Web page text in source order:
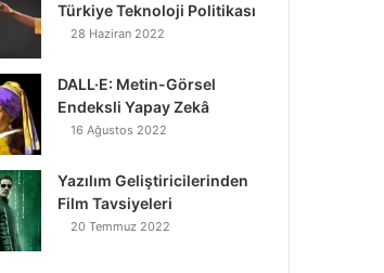
Türkiye Teknoloji Politikası
28 Haziran 2022
DALL·E: Metin-Görsel
Endeksli Yapay Zekâ
16 Ağustos 2022
Yazılım Geliştiricilerinden
Film Tavsiyeleri
20 Temmuz 2022